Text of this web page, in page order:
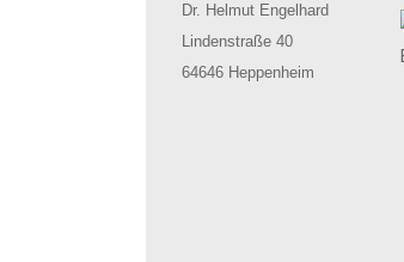
Dr. Helmut Engelhard
Lindenstraße 40
64646 Heppenheim